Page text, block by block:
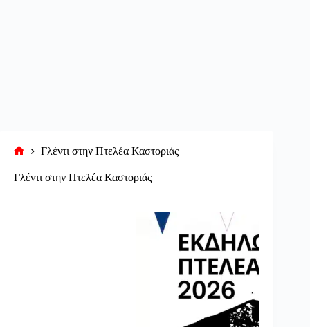
σελίδα
Γλέντι στην Πτελέα Καστοριάς
Γλέντι στην Πτελέα Καστοριάς